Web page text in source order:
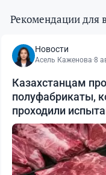
Рекомендации для
Новости
Асель Каженова·8
Казахстанцам
полуфабрикаты,
проходили